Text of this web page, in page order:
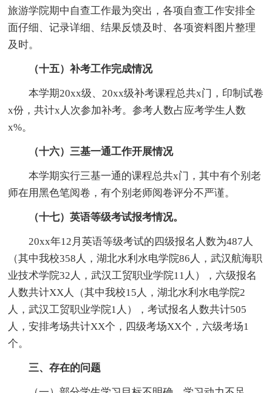
旅游学院期中自查工作最为突出，各项自查工作安排全
面仔细、记录详细、结果反馈及时、各项资料图片整理
及时。
（十五）补考工作完成情况
本学期20xx级、20xx级补考课程总共x门，印制试卷
x份，共计x人次参加补考。参考人数占应考学生人数
x%。
（十六）三基一通工作开展情况
本学期实行三基一通的课程总共x门，其中有个别老
师在用黑色笔阅卷，有个别老师阅卷评分不严谨。
（十七）英语等级考试报考情况。
20xx年12月英语等级考试的四级报名人数为487人
（其中我校358人，湖北水利水电学院86人，武汉航海职
业技术学院32人，武汉工贸职业学院11人），六级报名
人数共计XX人（其中我校15人，湖北水利水电学院2
人，武汉工贸职业学院1人），考试报名人数共计505
人，安排考场共计XX个，四级考场XX个，六级考场1
个。
三、存在的问题